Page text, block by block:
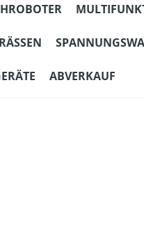
ABVERKAUF